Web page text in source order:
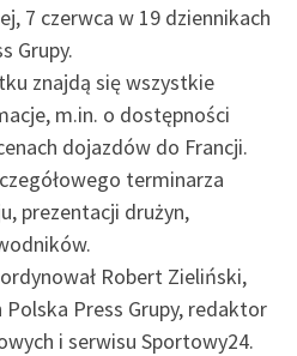
7 czerwca w 19 dziennikach
Grupy.
znajdą się wszystkie
m.in. o dostępności
dojazdów do Francji.
terminarza
prezentacji drużyn,
Robert Zieliński,
Press Grupy, redaktor
i serwisu Sportowy24.